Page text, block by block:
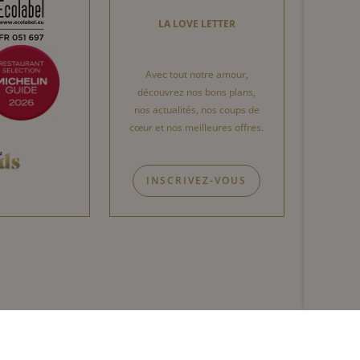
LA LOVE LETTER
Avec tout notre amour,
découvrez nos bons plans,
nos actualités, nos coups de
cœur et nos meilleures offres.
INSCRIVEZ-VOUS